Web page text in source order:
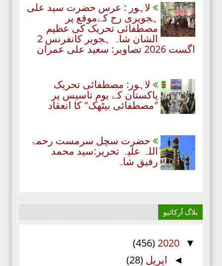
لاہور : عرس حضرت سید علی
ہجویری رح کےموقع پر
مصطفائی تحریک کی عظیم
الشان شاہ ہجویر کانفرنس 2
اگست 2026 تصاویر: سعید علی عمران
لاہور: مصطفائی تحریک
پاکستان کے یومِ تاسیس پر
"مصطفائی بیٹھک" کا انعقاد
حضرت سچل سرمست رحمۃ
ُاللہ علیہ تحریر:سید محمد
رفیق شاہ
بلاگ آرکائیو
▼
2020
(456)
◄ اپریل (28)